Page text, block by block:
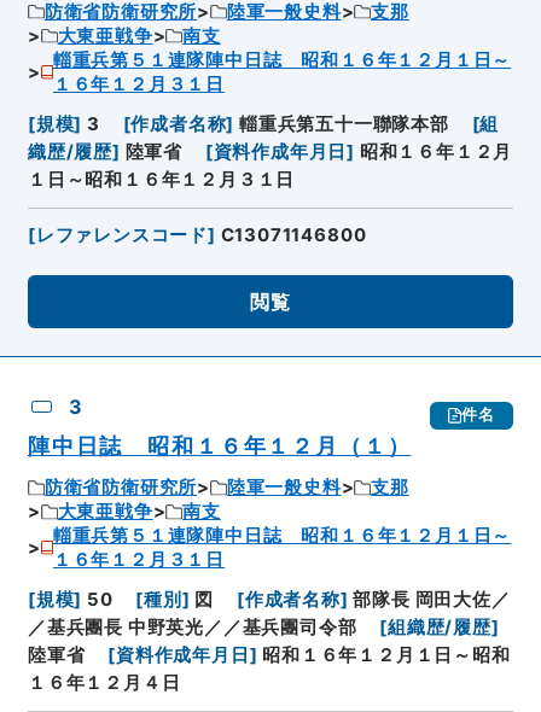
防衛省防衛研究所 陸軍一般史料
支那
大東亜戦争
南支
輜重兵第５１連隊陣中日誌 昭和１６年１２月１日～
１６年１２月３１日
[規模] 3 [作成者名称] 輜重兵第五十一聯隊本部 [組
織歴/履歴] 陸軍省 [資料作成年月日] 昭和１６年１２月
１日～昭和１６年１２月３１日
[レファレンスコード] C13071146800
閲覧
3 件名
陣中日誌 昭和１６年１２月（１）
防衛省防衛研究所 陸軍一般史料
支那
大東亜戦争
南支
輜重兵第５１連隊陣中日誌 昭和１６年１２月１日～
１６年１２月３１日
[規模] 50 [種別 ] 図 [作成者名称] 部隊長 岡田大佐／
／基兵團長 中野英光／／基兵團司令部
[組織歴/履歴]
陸軍省
[資料作成年月日 ] 昭和１６年１２月１日～昭和
１６年１２月４日